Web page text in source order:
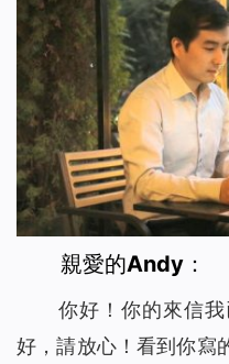
親愛的Andy：
你好！你的來信
好，請放心！看到你寫